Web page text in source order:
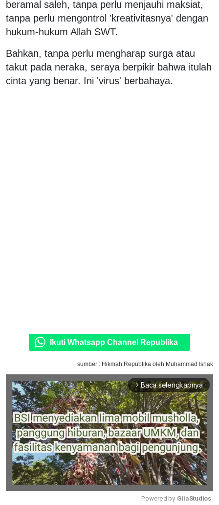
beramal saleh, tanpa perlu menjauhi maksiat,
tanpa perlu mengontrol 'kreativitasnya' dengan
hukum-hukum Allah SWT.
Bahkan, tanpa perlu mengharap surga atau
takut pada neraka, seraya berpikir bahwa itulah
cinta yang benar. Ini 'virus' berbahaya.
Ikuti Whatsapp Channel Republika
sumber : Hikmah Republika oleh Muhammad Ishak
arrow_forward_ios Baca selengkapnya
Powered by GliaStudios